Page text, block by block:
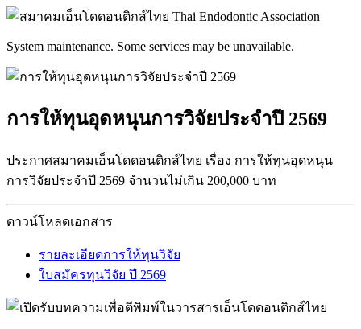
System maintenance. Some services may be unavailable.
การให้ทุนอุดหนุนการวิจัยประจำปี 2569
ประกาศสมาคมเอ็นโดดอนติกส์ไทย เรื่อง การให้ทุนอุดหนุน
การวิจัยประจำปี 2569 จำนวนไม่เกิน 200,000 บาท
ดาวน์โหลดเอกสาร
รายละเอียดการให้ทุนวิจัย
ใบสมัครทุนวิจัย ปี 2569